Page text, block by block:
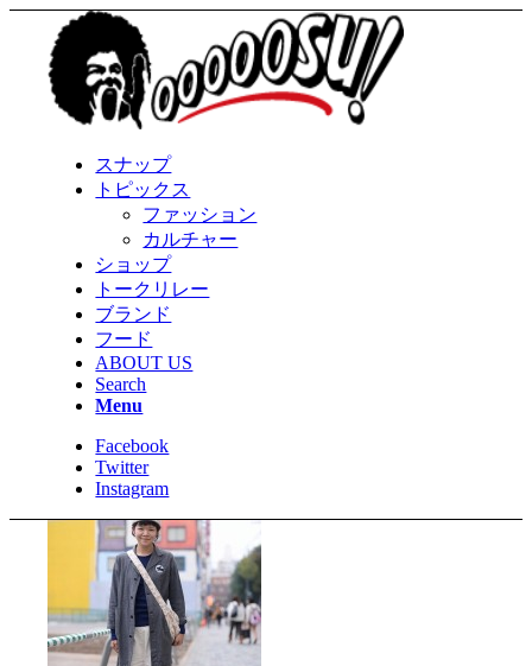
スナップ
トピックス
ファッション
カルチャー
ショップ
トークリレー
ブランド
フード
ABOUT US
Search
Menu
Facebook
Twitter
Instagram